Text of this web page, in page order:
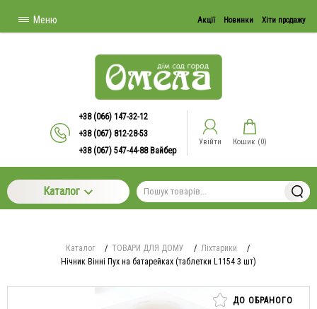
Меню Акції Новинки Хіти продажу
+38 (066) 147-32-12
+38 (067) 812-28-53
+38 (067) 547-44-88 Вайбер
Увійти Кошик (0)
Каталог
Каталог / ТОВАРИ ДЛЯ ДОМУ / Ліхтарики
/
Нічник Вінні Пух на батарейках (таблетки L1154 3 шт)
ДО ОБРАНОГО